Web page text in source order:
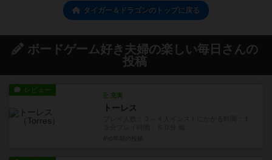
タイガー＆ドラゴンのトップに戻る
ボードゲーム好き夫婦の楽しい毎日さんの
投稿
レビュー
充実
トーレス